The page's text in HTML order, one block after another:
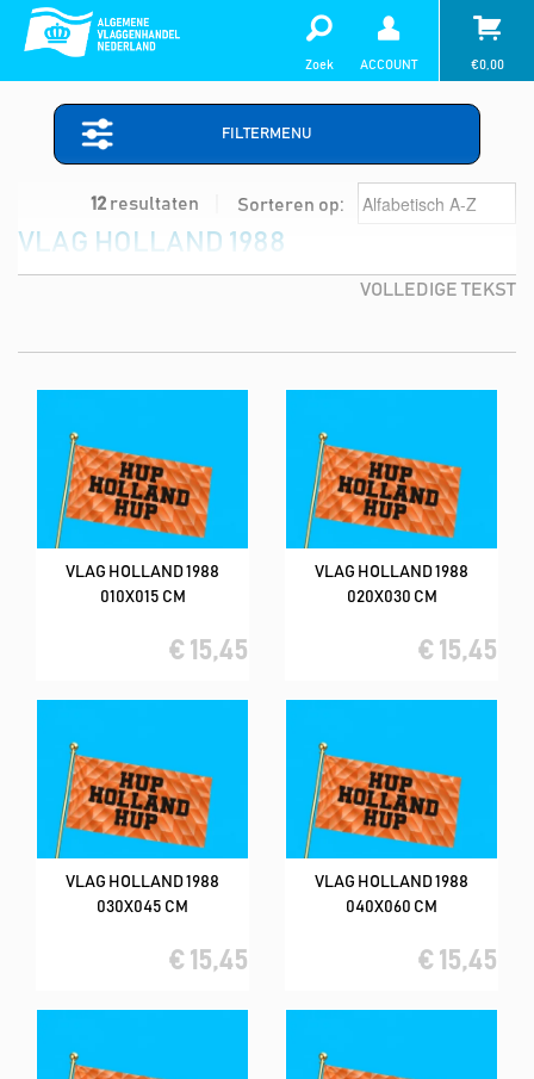
Zoek ACCOUNT €0,00
FILTERMENU
12 resultaten Sorteren op:
VLAG HOLLAND 1988
VOLLEDIGE TEKST
VLAG HOLLAND 1988
010X015 CM
€ 15,45
VLAG HOLLAND 1988
020X030 CM
€ 15,45
VLAG HOLLAND 1988
030X045 CM
€ 15,45
VLAG HOLLAND 1988
040X060 CM
€ 15,45